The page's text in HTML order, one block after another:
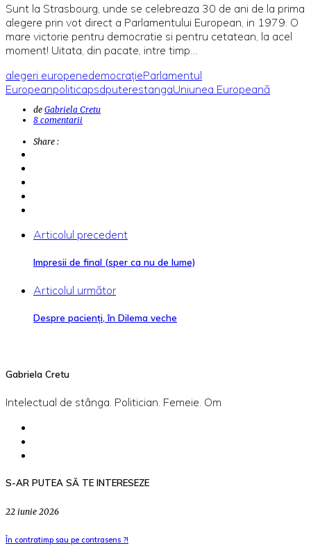
Sunt la Strasbourg, unde se celebreaza 30 de ani de la prima
alegere prin vot direct a Parlamentului European, in 1979. O
mare victorie pentru democratie si pentru cetatean, la acel
moment! Uitata, din pacate, intre timp…
alegeri europenedemocrațieParlamentul
EuropeanpoliticapsdputerestangaUniunea Europeană
de Gabriela Cretu
8 comentarii
Share :
Articolul precedent
Impresii de final (sper ca nu de lume)
Articolul următor
Despre pacienți, în Dilema veche
Gabriela Cretu
Intelectual de stânga. Politician. Femeie. Om
S-AR PUTEA SĂ TE INTERESEZE
22 iunie 2026
În contratimp sau pe contrasens ?!